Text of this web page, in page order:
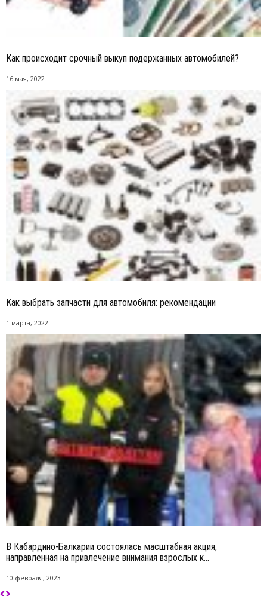
Как происходит срочный выкуп подержанных автомобилей?
16 мая, 2022
Как выбрать запчасти для автомобиля: рекомендации
1 марта, 2022
В Кабардино-Балкарии состоялась масштабная акция,
направленная на привлечение внимания взрослых к...
10 февраля, 2023